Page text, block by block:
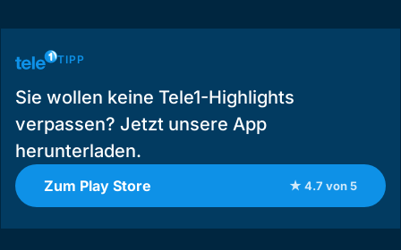
TIPP
Sie wollen keine Tele1-Highlights
verpassen? Jetzt unsere App
herunterladen.
Zum Play Store ★ 4.7 von 5